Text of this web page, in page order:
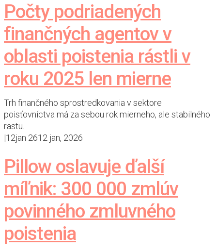
Počty podriadených
finančných agentov v
oblasti poistenia rástli v
roku 2025 len mierne
Trh finančného sprostredkovania v sektore
poisťovníctva má za sebou rok mierneho, ale stabilného
rastu.
|12jan 2612 jan, 2026
Pillow oslavuje ďalší
míľnik: 300 000 zmlúv
povinného zmluvného
poistenia